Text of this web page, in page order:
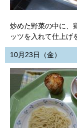
炒めた野菜の中に、
ッツを入れて仕上げ
10月23日（金）